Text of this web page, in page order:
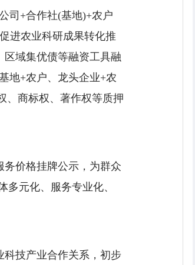
司+合作社(基地)+农户
进农业科研成果转化推
域集优债等融资工具融
地+农户、龙头企业+农
、商标权、著作权等质押
价格挂牌公示，为群众
元化、服务专业化、
科技产业合作关系，初步